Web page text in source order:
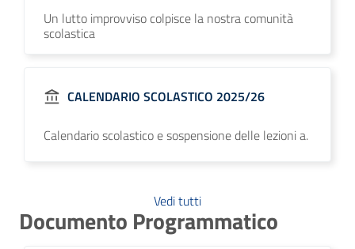
Un lutto improvviso colpisce la nostra comunità
scolastica
CALENDARIO SCOLASTICO 2025/26
Calendario scolastico e sospensione delle lezioni a.
Vedi tutti
Documento Programmatico